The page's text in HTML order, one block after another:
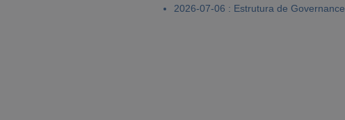
2026-07-06 : Estrutura de Governance